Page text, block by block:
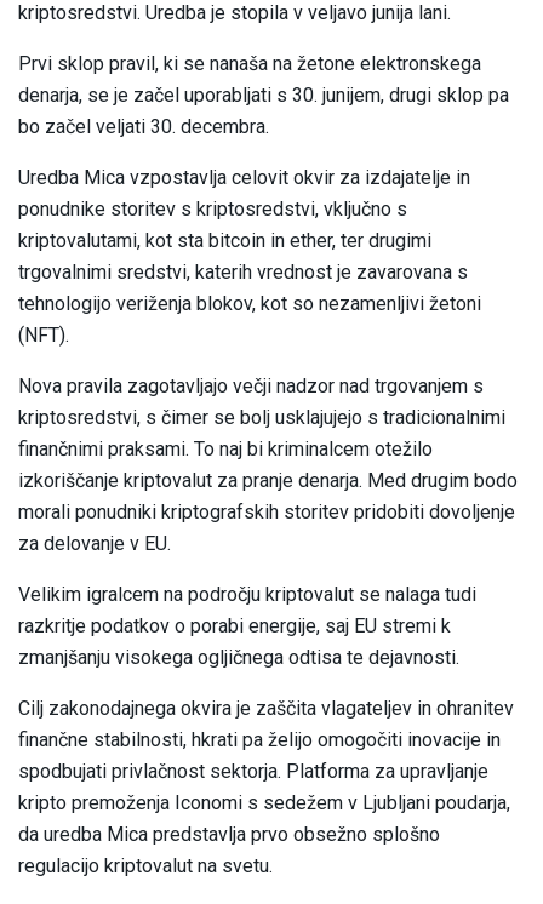
kriptosredstvi. Uredba je stopila v veljavo junija lani.
Prvi sklop pravil, ki se nanaša na žetone elektronskega
denarja, se je začel uporabljati s 30. junijem, drugi sklop pa
bo začel veljati 30. decembra.
Uredba Mica vzpostavlja celovit okvir za izdajatelje in
ponudnike storitev s kriptosredstvi, vključno s
kriptovalutami, kot sta bitcoin in ether, ter drugimi
trgovalnimi sredstvi, katerih vrednost je zavarovana s
tehnologijo veriženja blokov, kot so nezamenljivi žetoni
(NFT).
Nova pravila zagotavljajo večji nadzor nad trgovanjem s
kriptosredstvi, s čimer se bolj usklajujejo s tradicionalnimi
finančnimi praksami. To naj bi kriminalcem otežilo
izkoriščanje kriptovalut za pranje denarja. Med drugim bodo
morali ponudniki kriptografskih storitev pridobiti dovoljenje
za delovanje v EU.
Velikim igralcem na področju kriptovalut se nalaga tudi
razkritje podatkov o porabi energije, saj EU stremi k
zmanjšanju visokega ogljičnega odtisa te dejavnosti.
Cilj zakonodajnega okvira je zaščita vlagateljev in ohranitev
finančne stabilnosti, hkrati pa želijo omogočiti inovacije in
spodbujati privlačnost sektorja. Platforma za upravljanje
kripto premoženja Iconomi s sedežem v Ljubljani poudarja,
da uredba Mica predstavlja prvo obsežno splošno
regulacijo kriptovalut na svetu.